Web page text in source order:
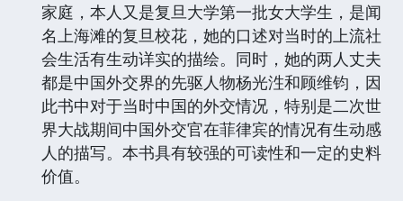
家庭，本人又是复旦大学第一批女大学生，是闻
名上海滩的复旦校花，她的口述对当时的上流社
会生活有生动详实的描绘。同时，她的两人丈夫
都是中国外交界的先驱人物杨光泩和顾维钧，因
此书中对于当时中国的外交情况，特别是二次世
界大战期间中国外交官在菲律宾的情况有生动感
人的描写。本书具有较强的可读性和一定的史料
价值。